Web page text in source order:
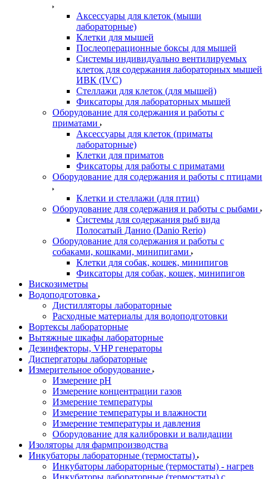
Аксессуары для клеток (мыши
лабораторные)
Клетки для мышей
Послеоперационные боксы для мышей
Системы индивидуально вентилируемых
клеток для содержания лабораторных мышей
ИВК (IVC)
Стеллажи для клеток (для мышей)
Фиксаторы для лабораторных мышей
Оборудование для содержания и работы с
приматами
Аксессуары для клеток (приматы
лабораторные)
Клетки для приматов
Фиксаторы для работы с приматами
Оборудование для содержания и работы с птицами
Клетки и стеллажи (для птиц)
Оборудование для содержания и работы с рыбами
Системы для содержания рыб вида
Полосатый Данио (Danio Rerio)
Оборудование для содержания и работы с
собаками, кошками, минипигами
Клетки для собак, кошек, минипигов
Фиксаторы для собак, кошек, минипигов
Вискозиметры
Водоподготовка
Дистилляторы лабораторные
Расходные материалы для водоподготовки
Вортексы лабораторные
Вытяжные шкафы лабораторные
Дезинфекторы, VHP генераторы
Диспергаторы лабораторные
Измерительное оборудование
Измерение pH
Измерение концентрации газов
Измерение температуры
Измерение температуры и влажности
Измерение температуры и давления
Оборудование для калибровки и валидации
Изоляторы для фармпроизводства
Инкубаторы лабораторные (термостаты)
Инкубаторы лабораторные (термостаты) - нагрев
Инкубаторы лабораторные (термостаты) с